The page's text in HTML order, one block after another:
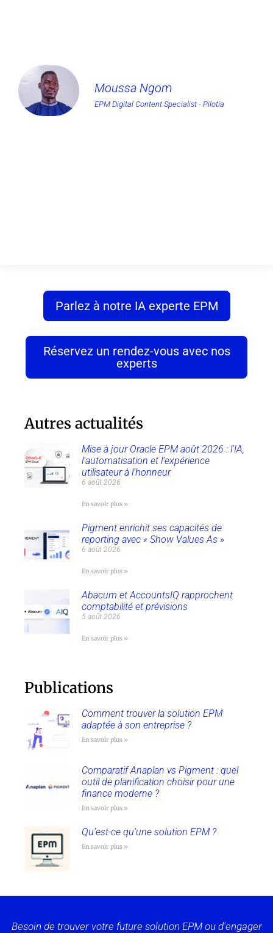
Moussa Ngom
EPM Digital Content Specialist - Pilotia
Parlez à notre IA experte EPM
Réservez un rendez-vous avec nos
experts
Autres actualités
Mise à jour Oracle EPM août 2026 : l’IA,
l’automatisation et l’expérience
utilisateur à l’honneur
6 août 2026
En savoir plus »
Pigment enrichit ses capacités de
reporting avec « Show Values As »
6 août 2026
En savoir plus »
Abacum et AccountsIQ rapprochent
comptabilité et prévisions
5 août 2026
En savoir plus »
Publications
Comment trouver la solution EPM
adaptée à son entreprise ?
En savoir plus »
Comparatif Anaplan vs Pigment : quel
outil de planification choisir pour une
finance moderne ?
En savoir plus »
Qu’est-ce qu’une solution EPM ?
En savoir plus »
Besoin de trouver votre future solution EPM ou d'engager